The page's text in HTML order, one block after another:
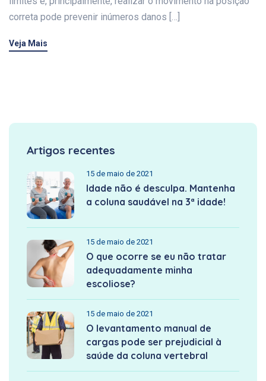
correta pode prevenir inúmeros danos […]
Veja Mais
Artigos recentes
15 de maio de 2021
Idade não é desculpa. Mantenha
a coluna saudável na 3ª idade!
15 de maio de 2021
O que ocorre se eu não tratar
adequadamente minha
escoliose?
15 de maio de 2021
O levantamento manual de
cargas pode ser prejudicial à
saúde da coluna vertebral